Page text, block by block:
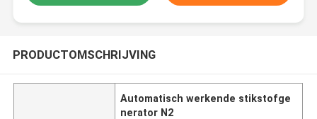
PRODUCTOMSCHRIJVING
Automatisch werkende stikstofge
nerator N2